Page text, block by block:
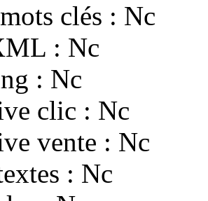
clés : Nc
: Nc
: Nc
clic : Nc
vente : Nc
: Nc